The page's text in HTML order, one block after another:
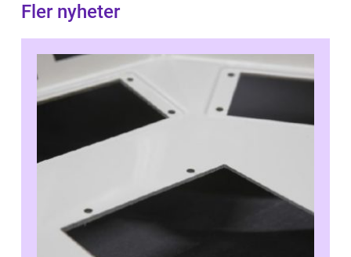
Fler nyheter